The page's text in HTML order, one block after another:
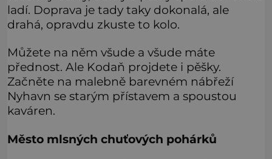
ladí. Doprava je tady taky dokonalá, ale
drahá, opravdu zkuste to kolo.
Můžete na něm všude a všude máte
přednost. Ale Kodaň projdete i pěšky.
Začněte na malebně barevném nábřeží
Nyhavn se starým přístavem a spoustou
kaváren.
Město mlsných chuťových pohárků